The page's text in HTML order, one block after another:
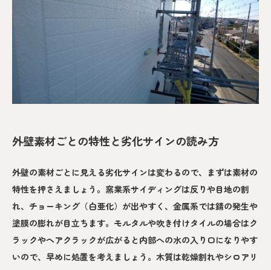
外壁素材ごとの特性と劣化サインの読み方
外壁の素材ごとに見える劣化サインは変わるので、まずは素材の
特性を押さえましょう。窯業系サイディングは反りや目地の割
れ、チョーキング（白亜化）が出やすく、金属系では錆の発生や
塗膜の膨れが目立ちます。モルタルや吹き付けタイルの場合はク
ラックやヘアクラックが広がると内部への水の入り口になりやす
いので、早めに処置を考えましょう。木質は乾燥割れやシロアリ